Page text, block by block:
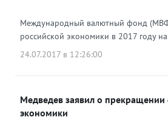
Международный валютный фонд
российской экономики в 2017 году
24.07.2017 в 12:26:00
Медведев заявил о прекращении
экономики